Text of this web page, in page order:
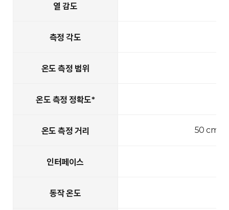
열 감도
측정 각도
온도 측정 범위
온도 측정 정확도*
온도 측정 거리 50
인터페이스
동작 온도